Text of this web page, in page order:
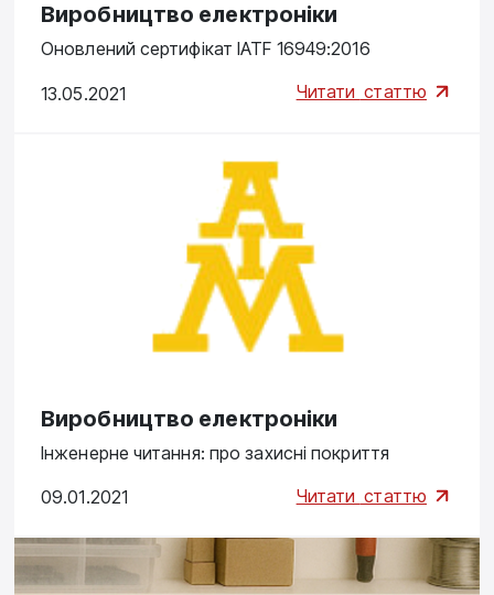
Виробництво електроніки
Оновлений сертифікат IATF 16949:2016
13.05.2021 Читати статтю
Виробництво електроніки
Інженерне читання: про захисні покриття
09.01.2021 Читати статтю